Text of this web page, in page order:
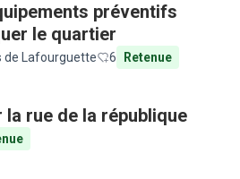
préventifs
le quartier
de Lafourguette 6 Retenue
la rue de la république